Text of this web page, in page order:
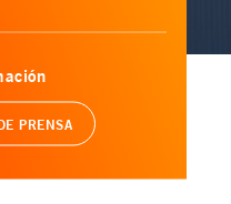
PRENSA